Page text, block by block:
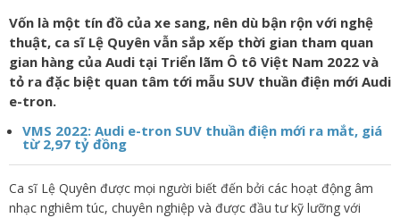
Vốn là một tín đồ của xe sang, nên dù bận rộn với nghệ
thuật, ca sĩ Lệ Quyên vẫn sắp xếp thời gian tham quan
gian hàng của Audi tại Triển lãm Ô tô Việt Nam 2022 và
tỏ ra đặc biệt quan tâm tới mẫu SUV thuần điện mới Audi
e-tron.
VMS 2022: Audi e-tron SUV thuần điện mới ra mắt, giá
từ 2,97 tỷ đồng
Ca sĩ Lệ Quyên được mọi người biết đến bởi các hoạt động âm
nhạc nghiêm túc, chuyên nghiệp và được đầu tư kỹ lưỡng với